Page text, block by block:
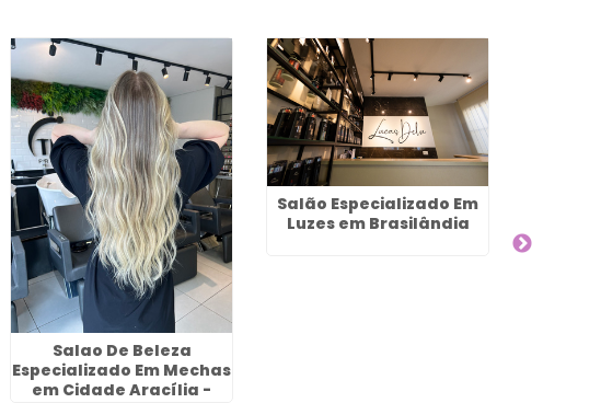
Salao De Beleza
Especializado Em Mechas
em Cidade Aracília -
Salão Especializado Em
Luzes em Brasilândia
Água